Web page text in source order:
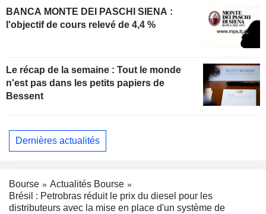
BANCA MONTE DEI PASCHI SIENA :
l'objectif de cours relevé de 4,4 %
Le récap de la semaine : Tout le monde
n'est pas dans les petits papiers de
Bessent
Dernières actualités
Bourse
Actualités Bourse
Brésil : Petrobras réduit le prix du diesel pour les
distributeurs avec la mise en place d'un système de